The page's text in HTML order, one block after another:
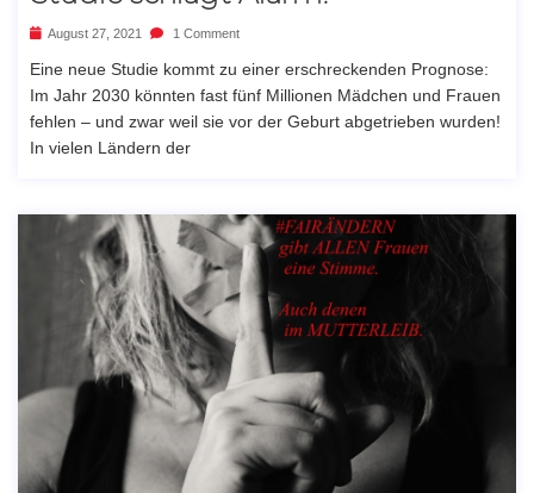
August 27, 2021 1 Comment
Eine neue Studie kommt zu einer erschreckenden Prognose:
Im Jahr 2030 könnten fast fünf Millionen Mädchen und Frauen
fehlen – und zwar weil sie vor der Geburt abgetrieben wurden!
In vielen Ländern der